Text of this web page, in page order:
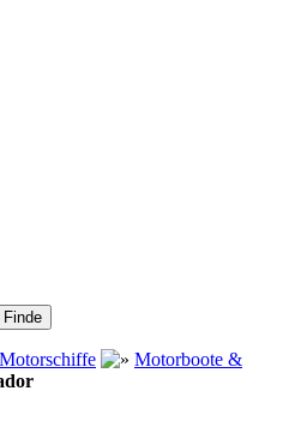
Motorschiffe
Motorboote &